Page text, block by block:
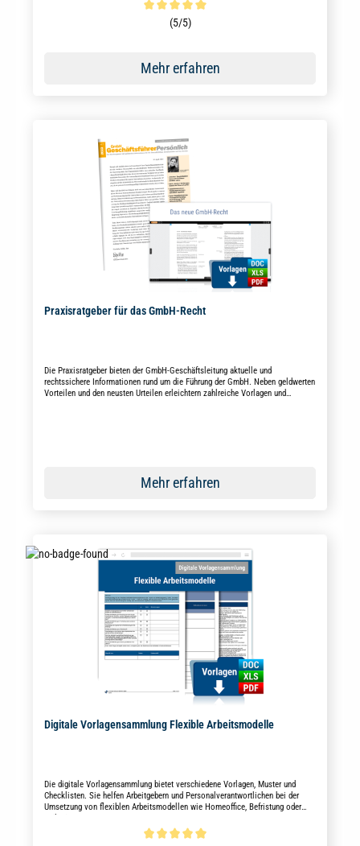
Durchschnittliche Bewertung von 5 von 5 Sternen
(5/5)
Mehr erfahren
Praxisratgeber für das GmbH-Recht
Die Praxisratgeber bieten der GmbH-Geschäftsleitung aktuelle und
rechtssichere Informationen rund um die Führung der GmbH. Neben geldwerten
Vorteilen und den neusten Urteilen erleichtern zahlreiche Vorlagen und
Mehr erfahren
Digitale Vorlagensammlung Flexible Arbeitsmodelle
Die digitale Vorlagensammlung bietet verschiedene Vorlagen, Muster und
Checklisten. Sie helfen Arbeitgebern und Personalverantwortlichen bei der
Umsetzung von flexiblen Arbeitsmodellen wie Homeoffice, Befristung oder